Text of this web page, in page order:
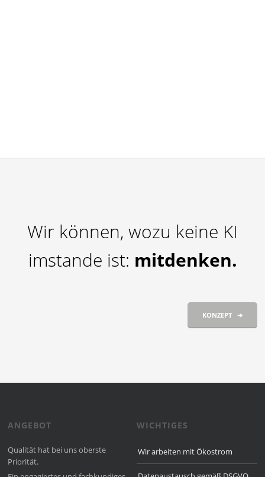
Wir können, wozu keine KI
imstande ist: mitdenken.
KONZEPT ➔
ANGEBOT
Qualität hat bei uns oberste
Priorität.
WICHTIGES
Wir arbeiten mit Ökostrom